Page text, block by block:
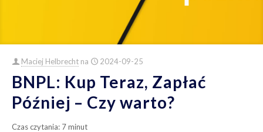
Maciej Helbrecht na 2024-09-25
BNPL: Kup Teraz, Zapłać
Później – Czy warto?
Czas czytania: 7minut